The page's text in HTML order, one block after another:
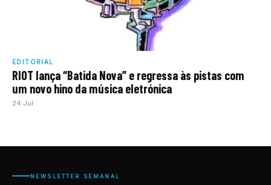
EDITORIAL
RIOT lança “Batida Nova” e regressa às pistas com
um novo hino da música eletrónica
24 Jul
NEWSLETTER SEMANAL